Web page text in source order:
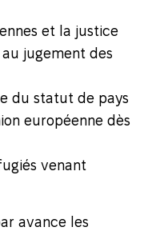
et la justice
jugement des
du statut de pays
européenne dès
venant
avance les